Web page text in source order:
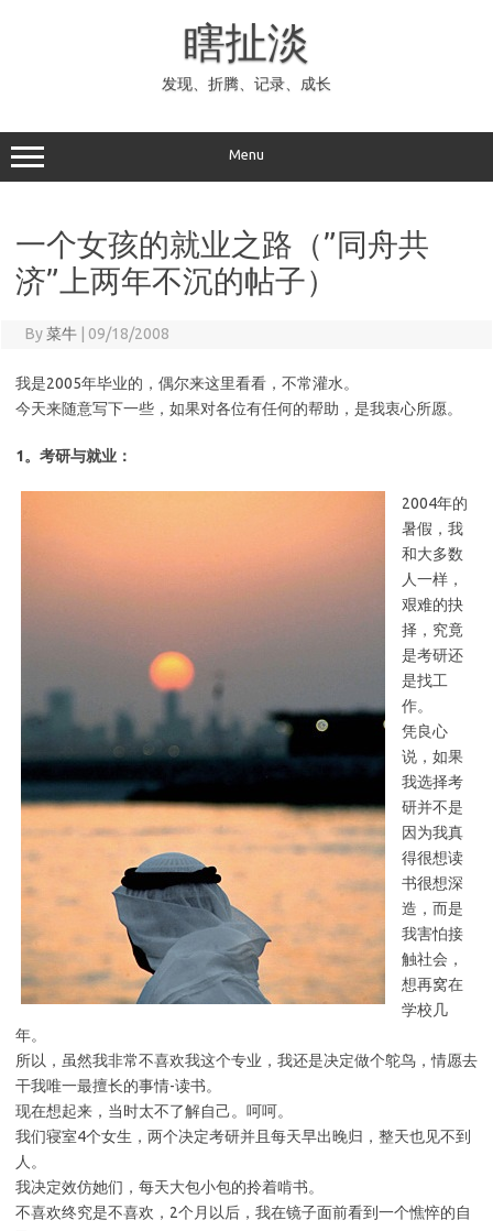
瞎扯淡
发现、折腾、记录、成长
Menu
一个女孩的就业之路（”同舟共
济”上两年不沉的帖子）
By菜牛 09/18/2008
我是2005年毕业的，偶尔来这里看看，不常灌水。
今天来随意写下一些，如果对各位有任何的帮助，是我衷心所愿。
1。考研与就业：
2004年的
暑假，我
和大多数
人一样，
艰难的抉
择，究竟
是考研还
是找工
作。
凭良心
说，如果
我选择考
研并不是
因为我真
得很想读
书很想深
造，而是
我害怕接
触社会，
想再窝在
学校几
年。
所以，虽然我非常不喜欢我这个专业，我还是决定做个鸵鸟，情愿去
干我唯一最擅长的事情-读书。
现在想起来，当时太不了解自己。呵呵。
我们寝室4个女生，两个决定考研并且每天早出晚归，整天也见不到
人。
我决定效仿她们，每天大包小包的拎着啃书。
不喜欢终究是不喜欢，2个月以后，我在镜子面前看到一个憔悴的自